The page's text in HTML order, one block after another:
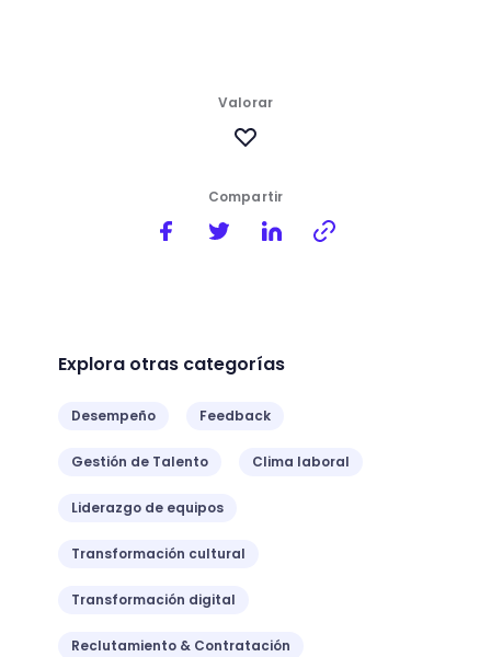
Compartir
Valorar
Explora otras categorías
Desempeño Feedback
Gestión de Talento Clima laboral
Liderazgo de equipos
Transformación cultural
Transformación digital
Reclutamiento & Contratación